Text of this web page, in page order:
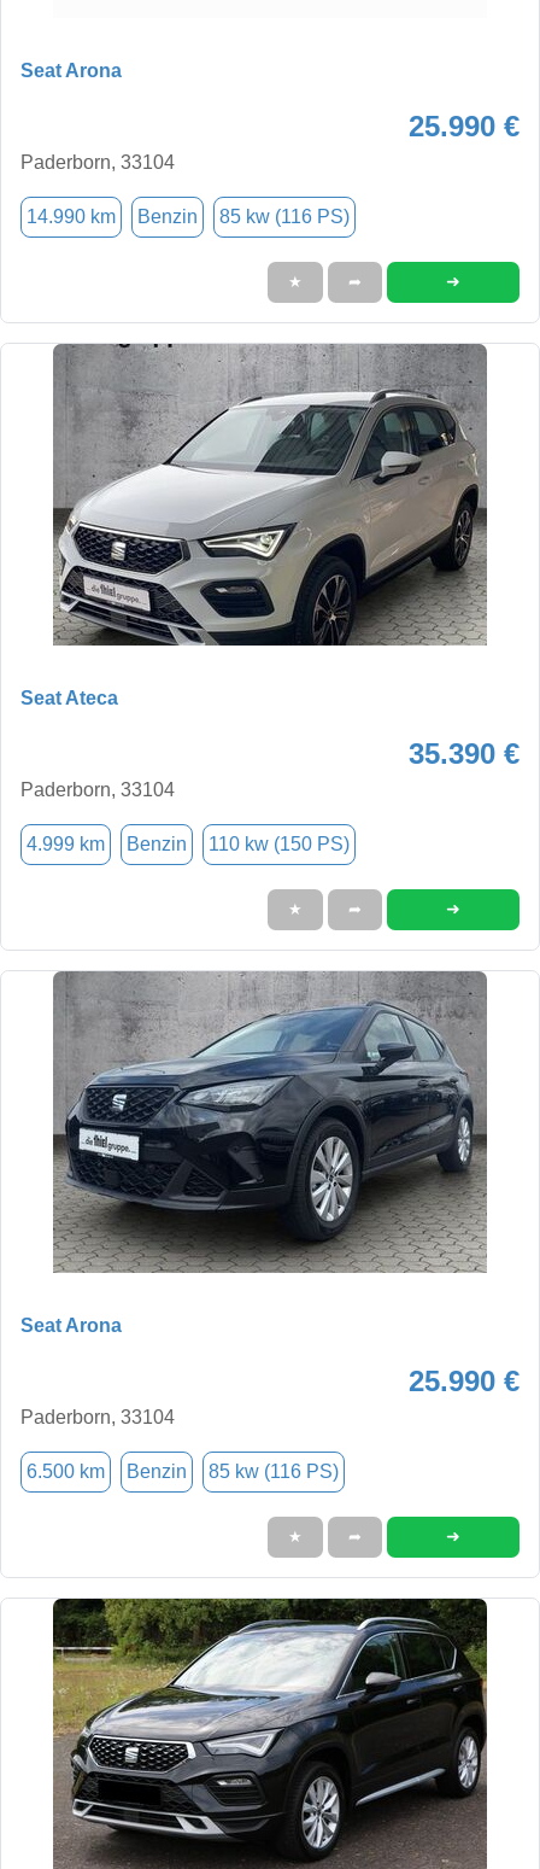
Seat Arona
25.990 €
Paderborn, 33104
14.990 km Benzin 85 kw (116 PS)
★ ➦ ➜
Seat Ateca
35.390 €
Paderborn, 33104
4.999 km Benzin 110 kw (150 PS)
★ ➦ ➜
Seat Arona
25.990 €
Paderborn, 33104
6.500 km Benzin 85 kw (116 PS)
★ ➦ ➜